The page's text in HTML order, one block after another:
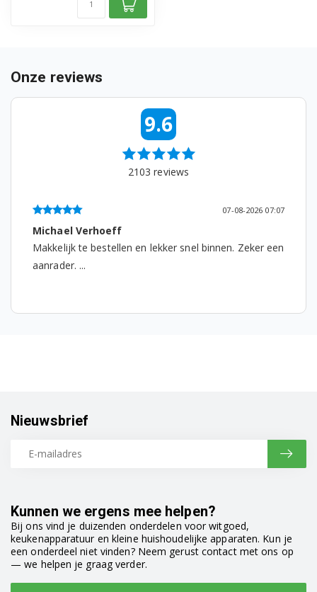
B3T4329M 7188241630
B3T4329W 7188237310
B3T4419M 7188241810
B3T47238 7188303080
B3T47239A 7188303400
B3T48231DG 7188303150
B3T48231DW 7188302090
B3T4823DW 7188236230
B3T4823WW 7188303110
Onze reviews
9.6
2103 reviews
07-08-2026 07:07
Michael Verhoeff
Makkelijk te bestellen en lekker snel binnen. Zeker een
aanrader. ...
Kunnen we ergens mee helpen?
Bij ons vind je duizenden onderdelen voor witgoed,
keukenapparatuur en kleine huishoudelijke apparaten. Kun je
een onderdeel niet vinden? Neem gerust contact met ons op
— we helpen je graag verder.
Nieuwsbrief